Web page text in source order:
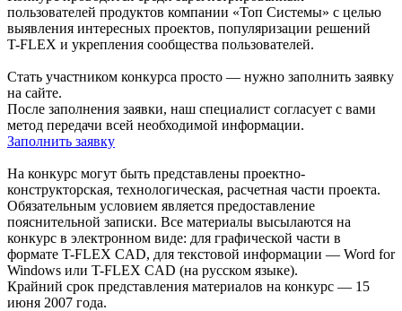
пользователей продуктов компании «Топ Системы» с целью
выявления интересных проектов, популяризации решений
T-FLEX и укрепления сообщества пользователей.
Стать участником конкурса просто — нужно заполнить заявку
на сайте.
После заполнения заявки, наш специалист согласует с вами
метод передачи всей необходимой информации.
Заполнить заявку
На конкурс могут быть представлены проектно-
конструкторская, технологическая, расчетная части проекта.
Обязательным условием является предоставление
пояснительной записки. Все материалы высылаются на
конкурс в электронном виде: для графической части в
формате T-FLEX CAD, для текстовой информации — Word for
Windows или T-FLEX CAD (на русском языке).
Крайний срок представления материалов на конкурс — 15
июня 2007 года.